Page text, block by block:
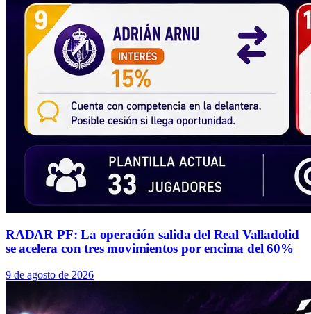
RADAR PF: La operación salida del Real Valladolid
se acelera con tres movimientos por encima del 60%
9 de agosto de 2026